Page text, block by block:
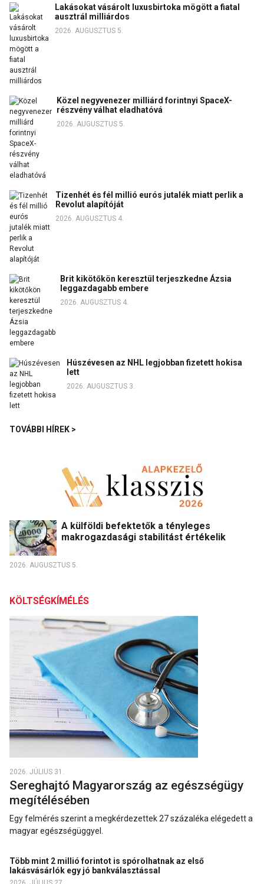
Lakásokat vásárolt luxusbirtoka mögött a fiatal
ausztrál milliárdos
2026. AUGUSZTUS 5.
Közel negyvenezer milliárd forintnyi SpaceX-
részvény válhat eladhatóvá
2026. AUGUSZTUS 5.
Tizenhét és fél millió eurós jutalék miatt perlik a
Revolut alapítóját
2026. AUGUSZTUS 4.
Brit kikötőkön keresztül terjeszkedne Ázsia
leggazdagabb embere
2026. AUGUSZTUS 4.
Húszévesen az NHL legjobban fizetett hokisa
lett
2026. AUGUSZTUS 3.
TOVÁBBI HÍREK >
A külföldi befektetők a tényleges
makrogazdasági stabilitást értékelik
2026. AUGUSZTUS 5.
KÖLTSÉGKÍMÉLÉS
2026. JÚLIUS 31.
Sereghajtó Magyarország az egészségügy
megítélésében
Egy felmérés szerint a megkérdezettek 27 százaléka elégedett a
magyar egészségüggyel.
Több mint 2 millió forintot is spórolhatnak az első
lakásvásárlók egy jó bankválasztással